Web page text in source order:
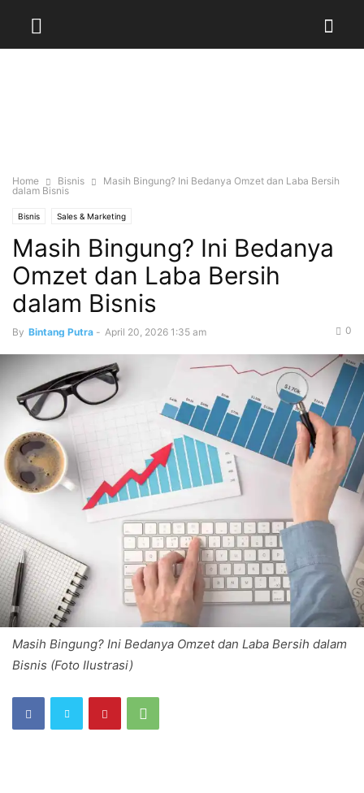
Home Bisnis
Masih Bingung? Ini Bedanya Omzet dan Laba Bersih
dalam Bisnis
Bisnis Sales & Marketing
Masih Bingung? Ini Bedanya
Omzet dan Laba Bersih
dalam Bisnis
By Bintang Putra - April 20, 2026 1:35 am 0
Masih Bingung? Ini Bedanya Omzet dan Laba Bersih dalam
Bisnis (Foto Ilustrasi)